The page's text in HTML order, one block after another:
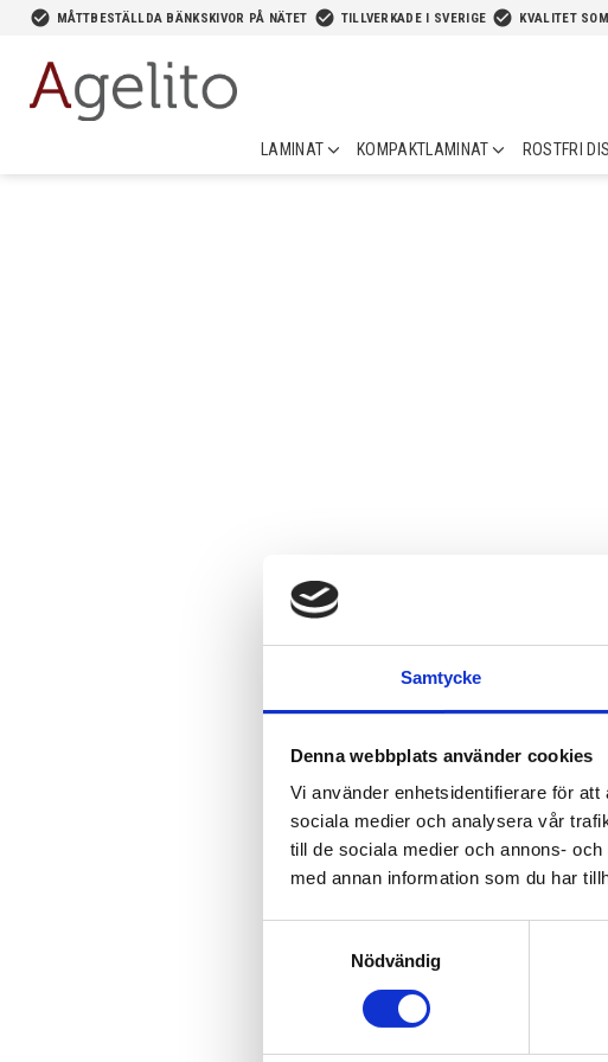
Samtycke
Denna webbplats använder cookies
Vi använder enhetsidentifierare för
sociala medier och analysera vår
till de sociala medier och annons-
med annan information som du har
Nödvändig
check_circle MÅTTBESTÄLLDA BÄNKSKIVOR PÅ NÄTET check_circle TILLVERKADE I SVERIGE check_circle KVALITET
LAMINAT KOMPAKTLAMINAT ROSTFRI